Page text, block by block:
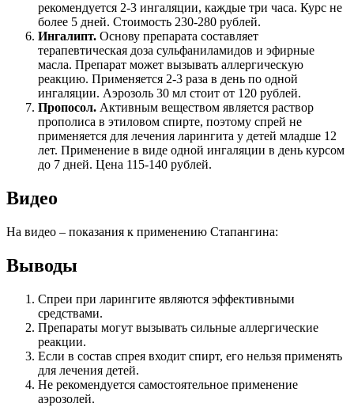
рекомендуется 2-3 ингаляции, каждые три часа. Курс не
более 5 дней. Стоимость 230-280 рублей.
Ингалипт. Основу препарата составляет
терапевтическая доза сульфаниламидов и эфирные
масла. Препарат может вызывать аллергическую
реакцию. Применяется 2-3 раза в день по одной
ингаляции. Аэрозоль 30 мл стоит от 120 рублей.
Пропосол. Активным веществом является раствор
прополиса в этиловом спирте, поэтому спрей не
применяется для лечения ларингита у детей младше 12
лет. Применение в виде одной ингаляции в день курсом
до 7 дней. Цена 115-140 рублей.
Видео
На видео – показания к применению Стапангина:
Выводы
Спреи при ларингите являются эффективными
средствами.
Препараты могут вызывать сильные аллергические
реакции.
Если в состав спрея входит спирт, его нельзя применять
для лечения детей.
Не рекомендуется самостоятельное применение
аэрозолей.